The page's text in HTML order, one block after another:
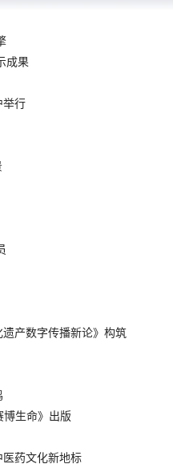
成果
举行
产数字传播新论》构筑
生命》出版
药文化新地标